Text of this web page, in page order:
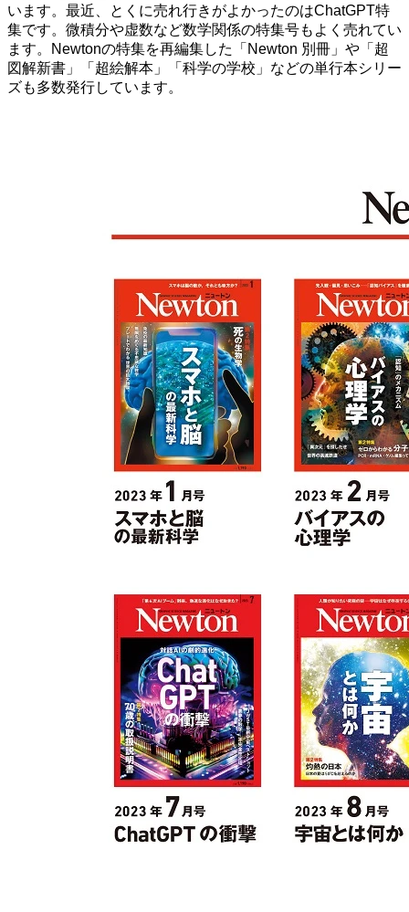
います。最近、とくに売れ行きがよかったのはChatGPT特
集です。微積分や虚数など数学関係の特集号もよく売れてい
ます。
Newtonの特集を再編集した「Newton 別冊」や「超
図解新書」「超絵解本」「科学の学校」などの単行本シリー
ズも多数発行しています。